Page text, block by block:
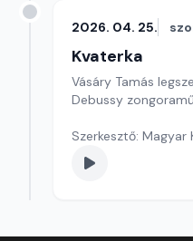
2026. 04. 25.
Kvaterka
Vásáry Tamás
Debussy
Szerkesztő: Magyar